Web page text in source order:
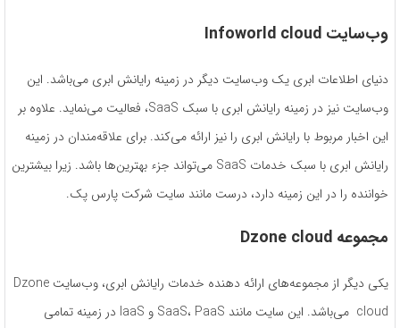
وب‌سایت Infoworld cloud
دنیای اطلاعات ابری یک وب‌سایت دیگر در زمینه رایانش ابری می‌باشد. این
وب‌سایت نیز در زمینه رایانش ابری با سبک SaaS، فعالیت می‌نماید. علاوه بر
این اخبار مربوط با رایانش ابری را نیز ارائه می‌کند. برای علاقه‌مندان در زمینه
رایانش ابری با سبک خدمات SaaS می‌تواند جزء بهترین‌ها باشد. زیرا بیشترین
خواننده را در این زمینه دارد، درست مانند سایت شرکت پارس پک.
مجموعه Dzone cloud
یکی دیگر از مجموعه‌های ارائه دهنده خدمات رایانش ابری، وب‌سایت Dzone
cloud می‌باشد. این سایت مانند SaaS، PaaS و IaaS در زمینه تمامی